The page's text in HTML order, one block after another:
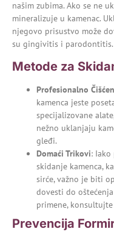
našim zubima. Ako se ne
mineralizuje u kamenac.
njegovo prisustvo može
su gingivitis i parodontitis.
Metode za
Profesionalno
kamenca jeste
specijalizovane
nežno uklanjaju
gleđi.
Domaći Trikovi:
skidanje kamenca,
sirće, važno je biti
dovesti do
primene,
Prevencija